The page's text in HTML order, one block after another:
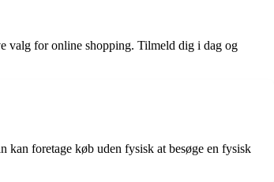
valg for online shopping. Tilmeld dig i dag og
kan foretage køb uden fysisk at besøge en fysisk